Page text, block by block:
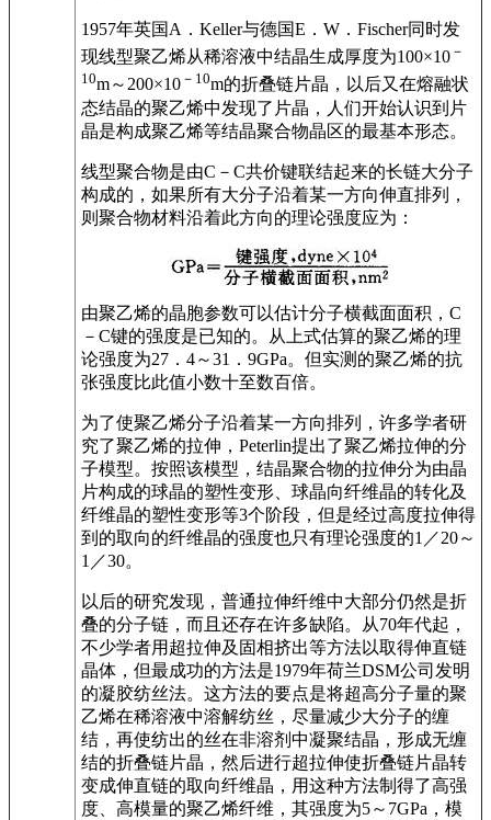
1957年英国A．Keller与德国E．W．Fischer同时发
现线型聚乙烯从稀溶液中结晶生成厚度为100×10 －
10m～200×10 －10m的折叠链片晶，以后又在熔融状
态结晶的聚乙烯中发现了片晶，人们开始认识到片
晶是构成聚乙烯等结晶聚合物晶区的最基本形态。
线型聚合物是由C－C共价键联结起来的长链大分子
构成的，如果所有大分子沿着某一方向伸直排列，
则聚合物材料沿着此方向的理论强度应为：
由聚乙烯的晶胞参数可以估计分子横截面面积，C
－C键的强度是已知的。从上式估算的聚乙烯的理
论强度为27．4～31．9GPa。但实测的聚乙烯的抗
张强度比此值小数十至数百倍。
为了使聚乙烯分子沿着某一方向排列，许多学者研
究了聚乙烯的拉伸，Peterlin提出了聚乙烯拉伸的分
子模型。按照该模型，结晶聚合物的拉伸分为由晶
片构成的球晶的塑性变形、球晶向纤维晶的转化及
纤维晶的塑性变形等3个阶段，但是经过高度拉伸得
到的取向的纤维晶的强度也只有理论强度的1／20～
1／30。
以后的研究发现，普通拉伸纤维中大部分仍然是折
叠的分子链，而且还存在许多缺陷。从70年代起，
不少学者用超拉伸及固相挤出等方法以取得伸直链
晶体，但最成功的方法是1979年荷兰DSM公司发明
的凝胶纺丝法。这方法的要点是将超高分子量的聚
乙烯在稀溶液中溶解纺丝，尽量减少大分子的缠
结，再使纺出的丝在非溶剂中凝聚结晶，形成无缠
结的折叠链片晶，然后进行超拉伸使折叠链片晶转
变成伸直链的取向纤维晶，用这种方法制得了高强
度、高模量的聚乙烯纤维，其强度为5～7GPa，模